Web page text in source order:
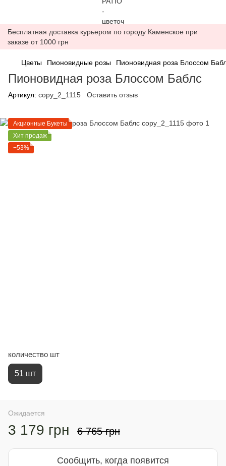
Бесплатная доставка курьером по городу Каменское при
заказе от 1000 грн
Цветы Пионовидные розы Пионовидная роза Блоссом
Пионовидная роза Блоссом Баблс
Артикул: copy_2_1115 Оставить отзыв
Акционные Букеты
Хит продаж
−53%
количество шт
51 шт
Ожидается
3 179 грн 6 765 грн
Сообщить, когда появится